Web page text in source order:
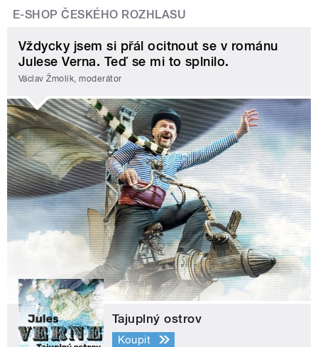
E-SHOP ČESKÉHO ROZHLASU
Vždycky jsem si přál ocitnout se v románu
Julese Verna. Teď se mi to splnilo.
Václav Žmolík, moderátor
Tajuplný ostrov
Koupit